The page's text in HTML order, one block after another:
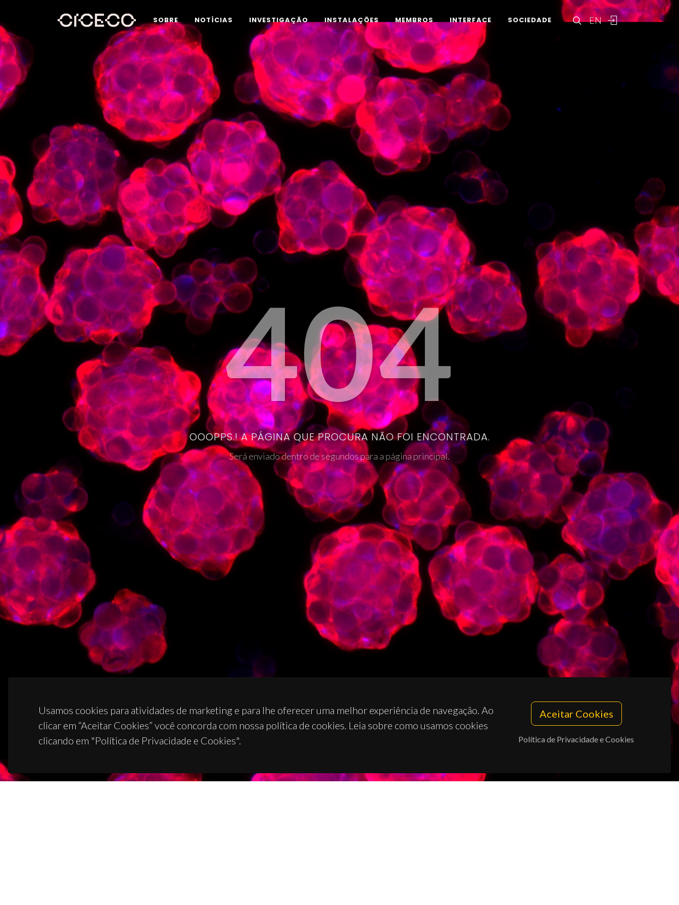
EN
SOBRE NOTÍCIAS INVESTIGAÇÃO INSTALAÇÕES MEMBROS INTERFACE SOCIEDADE
404
OOOPPS.! A PÁGINA QUE PROCURA NÃO FOI ENCONTRADA.
Será enviado dentro de segundos para a página principal.
Usamos cookies para atividades de marketing e para lhe oferecer uma melhor experiência de navegação. Ao
clicar em “Aceitar Cookies” você concorda com nossa política de cookies. Leia sobre como usamos cookies
clicando em "Política de Privacidade e Cookies".
Aceitar Cookies
Política de Privacidade e Cookies